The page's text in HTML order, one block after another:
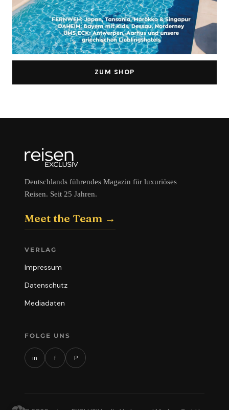
ZUM SHOP
Deutschlands führendes Magazin für luxuriöses
Reisen. Seit 25 Jahren.
Meet the Team →
VERLAG
Impressum
Datenschutz
Mediadaten
FOLGE UNS
in f P